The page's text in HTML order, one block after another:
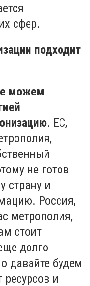
сфер.
подходит
можем
. ЕС,
не готов
страну и
Россия,
метрополия,
стоит
долго
давайте будем
ресурсов и